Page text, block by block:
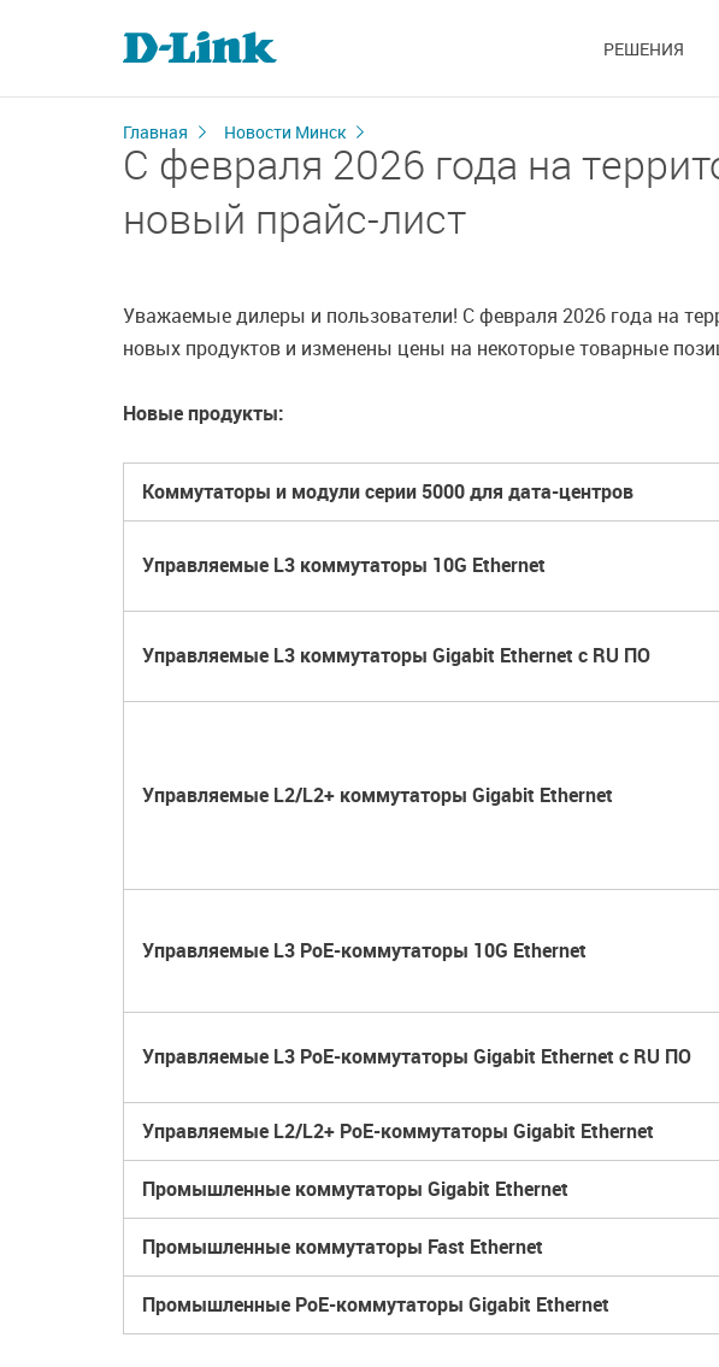
РЕШЕНИЯ
Главная Новости Минск
C февраля 2026 года на
новый прайс-лист
Уважаемые дилеры и пользователи! C февраля 2026 года на
новых продуктов и изменены цены на некоторые товарные
Новые продукты:
Коммутаторы и модули серии 5000 для дата-центров
Управляемые L3 коммутаторы 10G Ethernet
Управляемые L3 коммутаторы Gigabit Ethernet с RU ПО
Управляемые L2/L2+ коммутаторы Gigabit Ethernet
Управляемые L3 PoE-коммутаторы 10G Ethernet
Управляемые L3 PoE-коммутаторы Gigabit Ethernet с RU ПО
Управляемые L2/L2+ PoE-коммутаторы Gigabit Ethernet
Промышленные коммутаторы Gigabit Ethernet
Промышленные коммутаторы Fast Ethernet
Промышленные PoE-коммутаторы Gigabit Ethernet